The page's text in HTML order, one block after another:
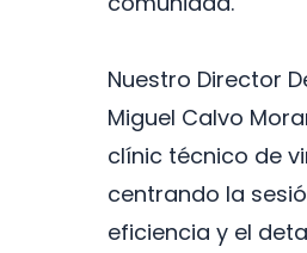
Nuestro Director
Miguel Calvo
clínic técnico de
centrando la
eficiencia y el